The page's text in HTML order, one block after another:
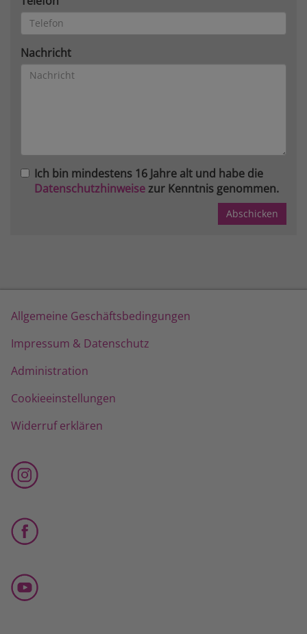
Nachricht
Ich bin mindestens 16 Jahre alt und habe die
Datenschutzhinweisezur Kenntnis genommen.
Allgemeine Geschäftsbedingungen
Impressum & Datenschutz
Administration
Cookieeinstellungen
Widerruf erklären